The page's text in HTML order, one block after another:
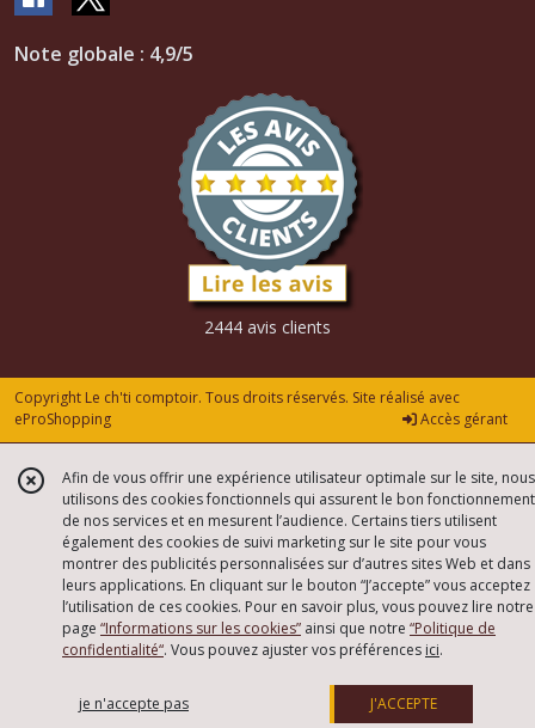
Note globale : 4,9/5
2444 avis clients
Copyright Le ch'ti comptoir. Tous droits réservés. Site réalisé avec
eProShopping
Accès gérant
Afin de vous offrir une expérience utilisateur optimale sur le site, nous
utilisons des cookies fonctionnels qui assurent le bon fonctionnement
de nos services et en mesurent l’audience. Certains tiers utilisent
également des cookies de suivi marketing sur le site pour vous
montrer des publicités personnalisées sur d’autres sites Web et dans
leurs applications. En cliquant sur le bouton “J’accepte” vous acceptez
l’utilisation de ces cookies. Pour en savoir plus, vous pouvez lire notre
page “Informations sur les cookies” ainsi que notre “Politique de
confidentialité“. Vous pouvez ajuster vos préférences ici.
je n'accepte pas J'ACCEPTE